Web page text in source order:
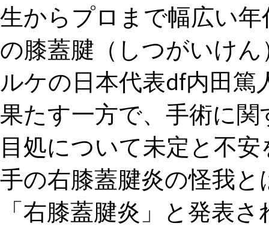
生からプロまで幅広い
の膝蓋腱（しつがいけ
ルケの日本代表df内田篤
果たす一方で、手術に
目処について未定と不
手の右膝蓋腱炎の怪我
「右膝蓋腱炎」と発表